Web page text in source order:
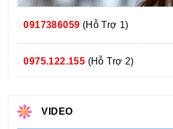
0917386059 (Hỗ Trợ 1)
0975.122.155 (Hỗ Trợ 2)
VIDEO